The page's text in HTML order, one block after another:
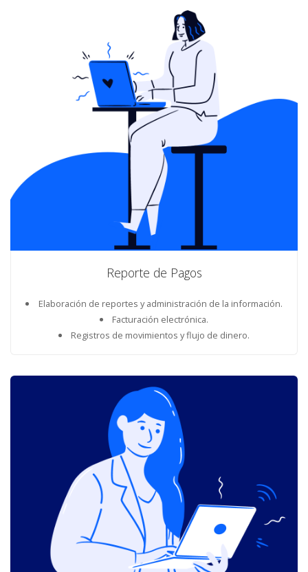
Reporte de Pagos
Elaboración de reportes y administración de la información.
Facturación electrónica.
Registros de movimientos y flujo de dinero.